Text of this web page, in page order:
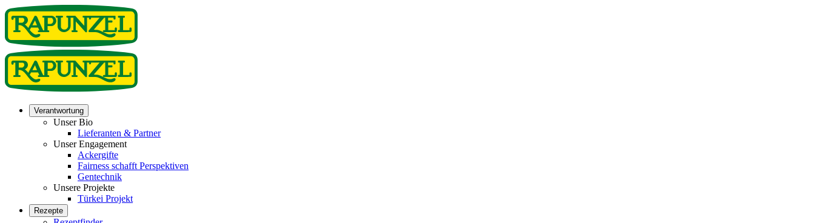
Verantwortung
Unser Bio
Lieferanten & Partner
Unser Engagement
Ackergifte
Fairness schafft Perspektiven
Gentechnik
Unsere Projekte
Türkei Projekt
Rezepte